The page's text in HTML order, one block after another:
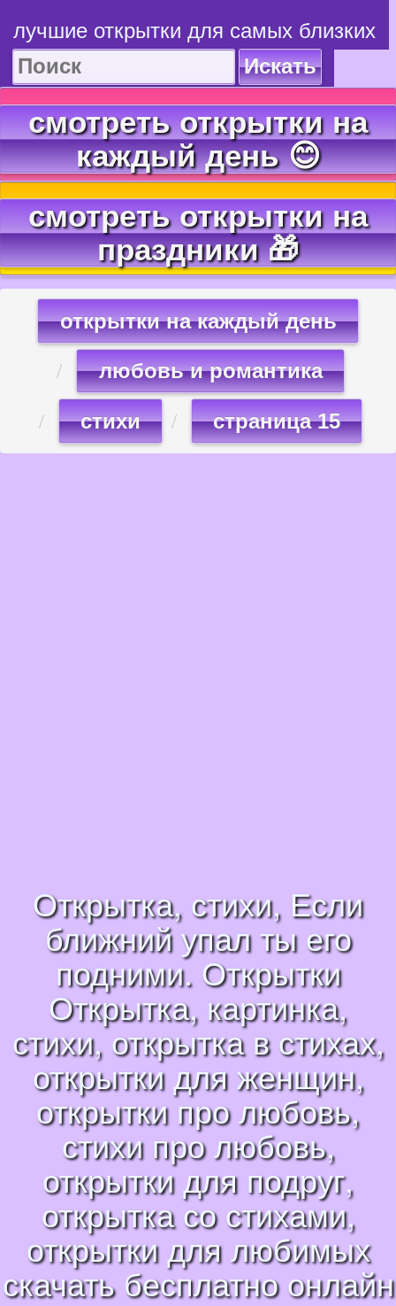
лучшие открытки для самых близких
Искать
смотреть открытки на
каждый день 😊
смотреть открытки на
праздники 🎁
открытки на каждый день
любовь и романтика
стихи страница 15
Открытка, стихи, Если
ближний упал ты его
подними. Открытки
Открытка, картинка,
стихи, открытка в стихах,
открытки для женщин,
открытки про любовь,
стихи про любовь,
открытки для подруг,
открытка со стихами,
открытки для любимых
скачать бесплатно онлайн